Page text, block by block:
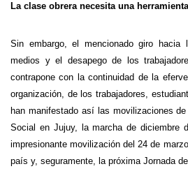
La clase obrera necesita una
Sin embargo, el mencionado giro hacia
medios y el desapego de los
contrapone con la continuidad de la
organización, de los trabajadores,
han manifestado así las movilizaciones
Social en Jujuy, la marcha de diciembre
impresionante movilización del 24 de
país y, seguramente, la próxima Jornada